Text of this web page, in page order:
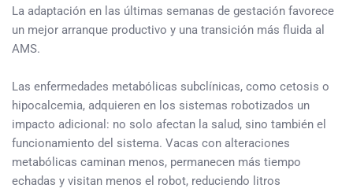
La adaptación en las últimas semanas de gestación favorece
un mejor arranque productivo y una transición más fluida al
AMS.
Las enfermedades metabólicas subclínicas, como cetosis o
hipocalcemia, adquieren en los sistemas robotizados un
impacto adicional: no solo afectan la salud, sino también el
funcionamiento del sistema. Vacas con alteraciones
metabólicas caminan menos, permanecen más tiempo
echadas y visitan menos el robot, reduciendo litros